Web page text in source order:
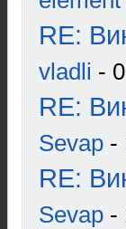
RE:
vladli -
RE:
Sevap -
RE:
Sevap -